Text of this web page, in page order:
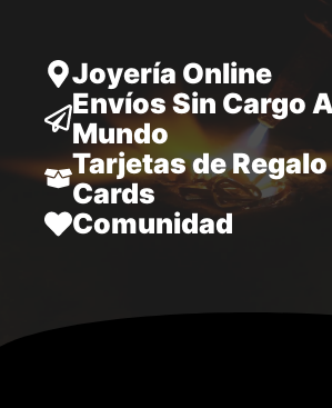
Joyería Online
Envíos Sin Cargo
Mundo
Tarjetas de
Cards
Comunidad